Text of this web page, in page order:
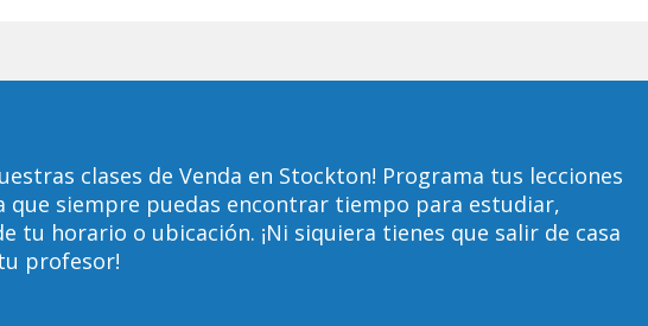
clases de Venda en Stockton! Programa tus lecciones
que siempre puedas encontrar tiempo para estudiar,
tu horario o ubicación. ¡Ni siquiera tienes que salir de casa
profesor!